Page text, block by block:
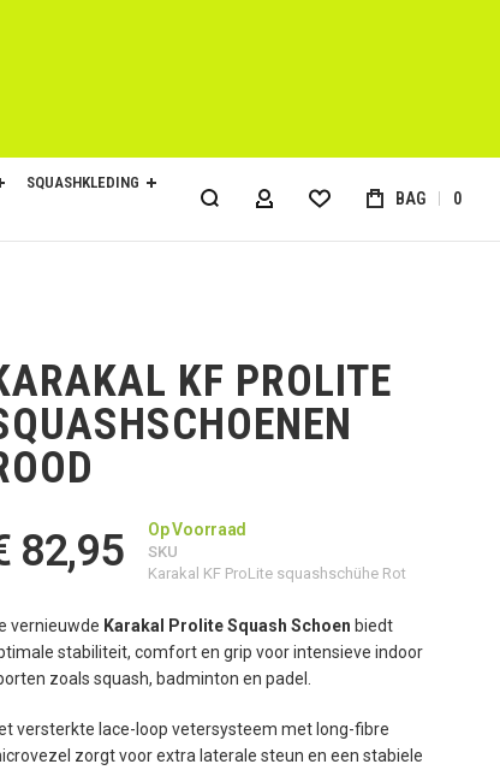
SQUASHKLEDING
ACCOUNT BAG 0
KF PROLITE
82,95
Op Voorraad
SKU
Karakal KF ProLite squashschühe Rot
vernieuwde Karakal Prolite Squash Schoen biedt
stabiliteit, comfort en grip voor intensieve indoor
zoals squash, badminton en padel.
versterkte lace-loop vetersysteem met long-fibre
zorgt voor extra laterale steun en een stabiele